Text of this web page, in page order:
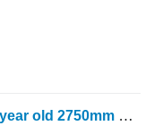
Fliegl SM TORNADO Liminated 50 year old 2750mm stem crusher